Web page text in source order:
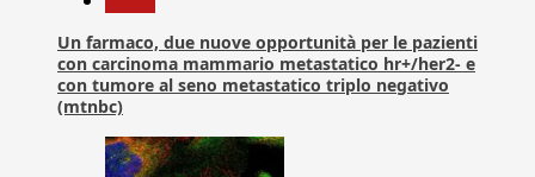
Un farmaco, due nuove opportunità per le pazienti
con carcinoma mammario metastatico hr+/her2- e
con tumore al seno metastatico triplo negativo
(mtnbc)